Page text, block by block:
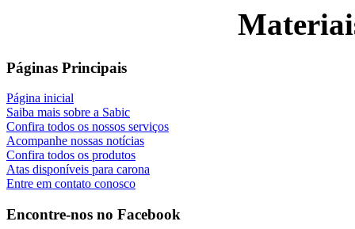
Páginas Principais
Página inicial
Saiba mais sobre a Sabic
Confira todos os nossos serviços
Acompanhe nossas notícias
Confira todos os produtos
Atas disponíveis para carona
Entre em contato conosco
Encontre-nos no Facebook